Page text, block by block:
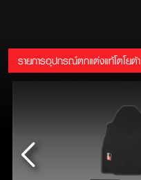
รายการอุปกรณ์ตกแต่งแท้โตโยต้า